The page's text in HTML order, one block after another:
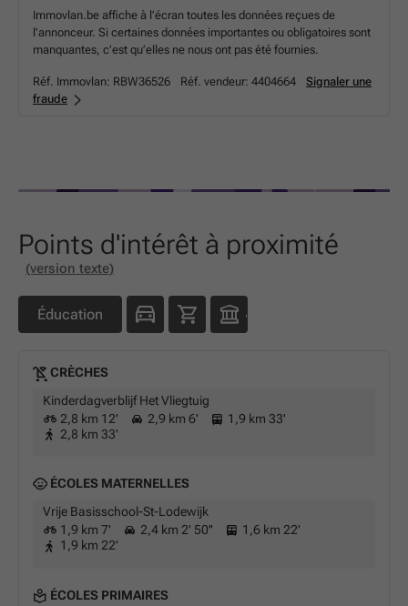
Immovlan.be affiche à l’écran toutes les données reçues de
l’annonceur. Si certaines données importantes ou obligatoires sont
manquantes, c’est qu’elles ne nous ont pas été fournies.
Réf. Immovlan: RBW36526 Réf. vendeur: 4404664
Signaler une
fraude
Points d'intérêt à proximité
(version texte)
Éducation
CRÈCHES
Kinderdagverblijf Het Vliegtuig
2,8 km 12'
2,9 km 6'
1,9 km 33'
2,8 km 33'
ÉCOLES MATERNELLES
Vrije Basisschool-St-Lodewijk
1,9 km 7'
2,4 km 2' 50''
1,6 km 22'
1,9 km 22'
ÉCOLES PRIMAIRES